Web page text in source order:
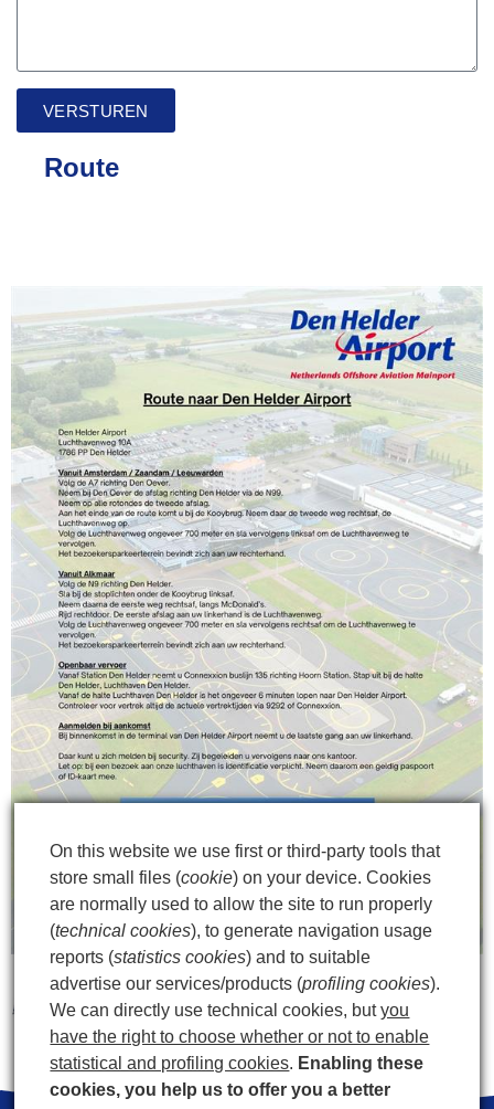
VERSTUREN
Route
On this website we use first or third-party tools that
store small files (cookie) on your device. Cookies
are normally used to allow the site to run properly
(technical cookies), to generate navigation usage
reports (statistics cookies) and to suitable
advertise our services/products (profiling cookies).
We can directly use technical cookies, butyou
have the right to choose whether or not to enable
statistical and profiling cookies. Enabling these
cookies, you help us to offer you a better